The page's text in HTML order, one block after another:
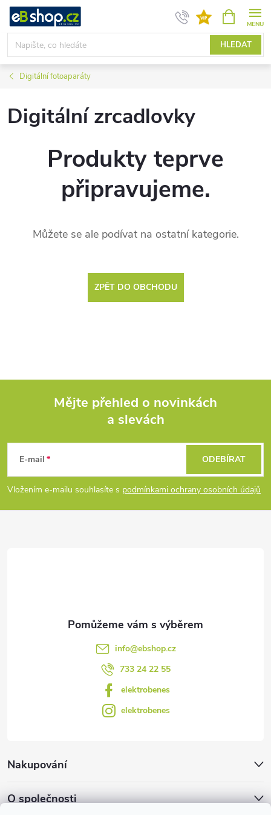
Přejít
obsah
HLEDAT
NÁKUPNÍ
KOŠÍK
Digitální fotoaparáty
Digitální zrcadlovky
Produkty teprve
připravujeme.
Můžete se ale podívat na ostatní kategorie.
ZPĚT DO OBCHODU
p
Mějte přehled o novinkách
a slevách
E-mail
Vložením e-mailu souhlasíte s podmínkami ochrany osobních údajů
ODEBÍRAT
Nakupování
O společnosti
info@ebshop.cz
733 24 22 55
elektrobenes
elektrobenes